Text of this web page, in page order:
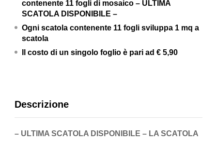
contenente 11 fogli di mosaico – ULTIMA
SCATOLA DISPONIBILE –
Ogni scatola contenente 11 fogli sviluppa 1 mq a
scatola
Il costo di un singolo foglio è pari ad € 5,90
Descrizione
– ULTIMA SCATOLA DISPONIBILE – LA SCATOLA